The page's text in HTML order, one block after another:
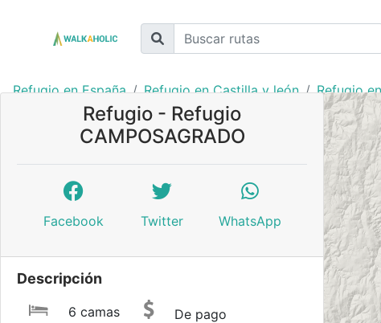
Refugio en España Refugio en Castilla y león Refugio
Refugio - Refugio
CAMPOSAGRADO
Facebook Twitter WhatsApp
Descripción
6 camas
De pago